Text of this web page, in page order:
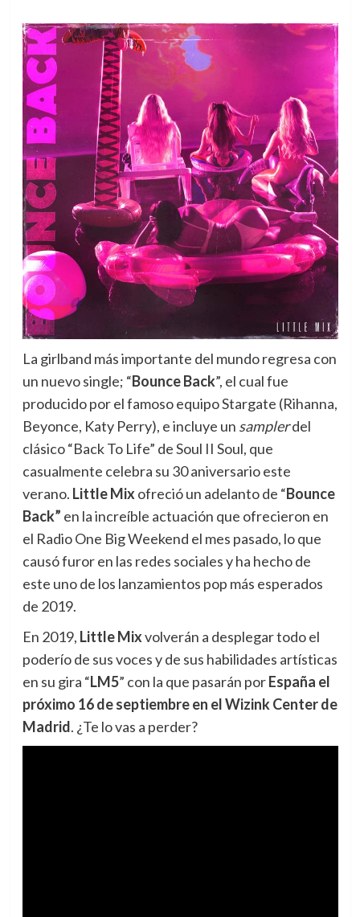
La girlband más importante del mundo regresa con
un nuevo single; “Bounce Back”, el cualfue
producido por el famoso equipo Stargate (Rihanna,
Beyonce, Katy Perry), e incluye un samplerdel
clásico “Back To Life” de Soul II Soul, que
casualmente celebra su 30 aniversario este
verano. Little Mix ofreció un adelanto de “Bounce
Back” en la increíble actuación que ofrecieron en
el Radio One Big Weekend el mes pasado, lo que
causó furor en las redes sociales y ha hecho de
este uno de los lanzamientos pop más esperados
de 2019.
En 2019, Little Mixvolverán a desplegar todo el
poderío de sus voces y de sus habilidades artísticas
en su gira “LM5” con la que pasarán porEspaña el
próximo 16 de septiembre en el Wizink Center de
Madrid. ¿Te lo vas a perder?